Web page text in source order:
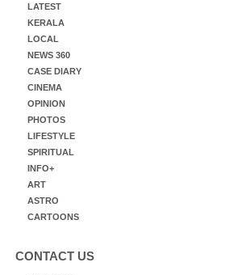
LATEST
KERALA
LOCAL
NEWS 360
CASE DIARY
CINEMA
OPINION
PHOTOS
LIFESTYLE
SPIRITUAL
INFO+
ART
ASTRO
CARTOONS
CONTACT US